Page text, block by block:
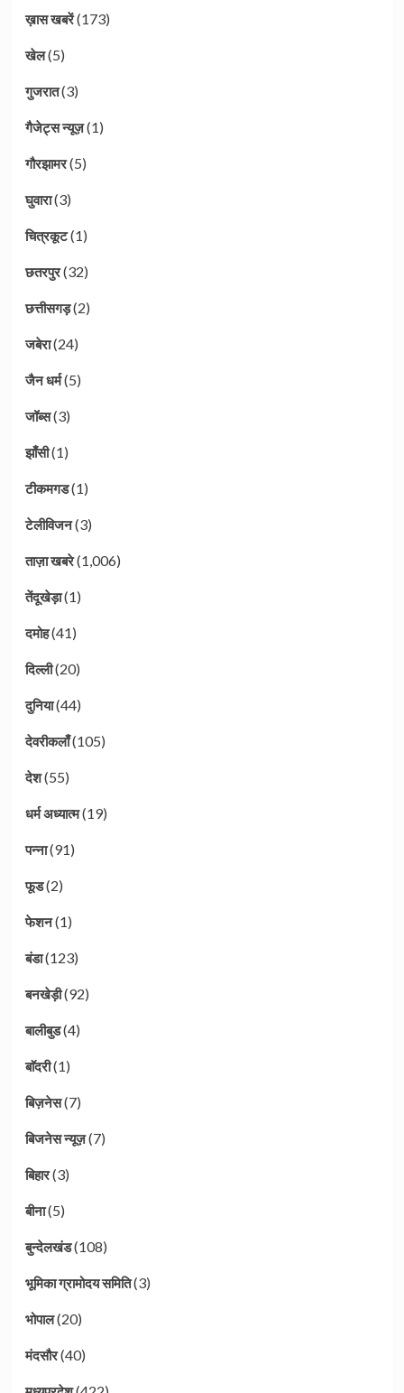
ख़ास खबरें(173)
खेल(5)
गुजरात(3)
गैजेट्स न्यूज़(1)
गौरझामर(5)
घुवारा(3)
चित्रकूट(1)
छतरपुर(32)
छत्तीसगड़(2)
जबेरा(24)
जैन धर्म(5)
जॉब्स(3)
झाँसी(1)
टीकमगड(1)
टेलीविजन(3)
ताज़ा खबरे(1,006)
तेंदूखेड़ा(1)
दमोह(41)
दिल्ली(20)
दुनिया(44)
देवरीकलाँ(105)
देश(55)
धर्म अध्यात्म(19)
पन्ना(91)
फूड(2)
फेशन(1)
बंडा(123)
बनखेड़ी(92)
बालीबुड(4)
बाॅदरी(1)
बिज़नेस(7)
बिजनेस न्यूज़(7)
बिहार(3)
बीना(5)
बुन्देलखंड(108)
भूमिका ग्रामोदय समिति(3)
भोपाल(20)
मंदसौर(40)